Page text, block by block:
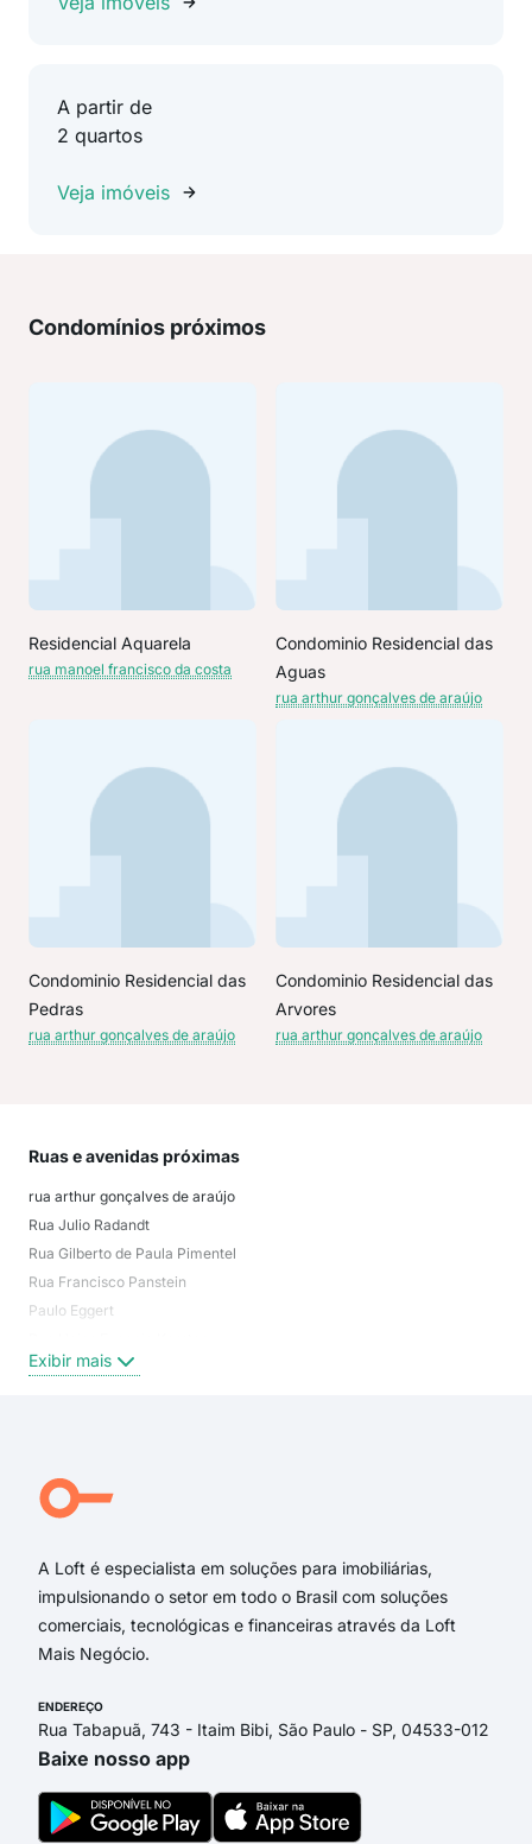
A partir de
2 quartos
Veja imóveis
Condomínios próximos
Residencial Aquarela
rua manoel francisco da costa
Condominio Residencial das
Aguas
rua arthur gonçalves de araújo
Condominio Residencial das
Pedras
rua arthur gonçalves de araújo
Condominio Residencial das
Arvores
rua arthur gonçalves de araújo
Ruas e avenidas próximas
rua arthur gonçalves de araújo
Rua Julio Radandt
Rua Gilberto de Paula Pimentel
Rua Francisco Panstein
Paulo Eggert
Rua Arthur Gonçalves de Araújo
Rua Marcio Pimentel
Rua Walter Bartel
Exibir mais
A Loft é especialista em soluções para imobiliárias,
impulsionando o setor em todo o Brasil com soluções
comerciais, tecnológicas e financeiras através da Loft
Mais Negócio.
ENDEREÇO
Rua Tabapuã, 743 - Itaim Bibi, São Paulo - SP, 04533-012
Baixe nosso app